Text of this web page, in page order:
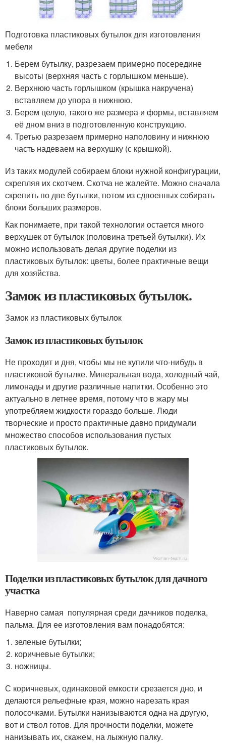
Подготовка пластиковых бутылок для изготовления
мебели
Берем бутылку, разрезаем примерно посередине
высоты (верхняя часть с горлышком меньше).
Верхнюю часть горлышком (крышка накручена)
вставляем до упора в нижнюю.
Берем целую, такого же размера и формы, вставляем
её дном вниз в подготовленную конструкцию.
Третью разрезаем примерно наполовину и нижнюю
часть надеваем на верхушку (с крышкой).
Из таких модулей собираем блоки нужной конфигурации,
скрепляя их скотчем. Скотча не жалейте. Можно сначала
скрепить по две бутылки, потом из сдвоенных собирать
блоки больших размеров.
Как понимаете, при такой технологии остается много
верхушек от бутылок (половина третьей бутылки). Их
можно использовать делая другие поделки из
пластиковых бутылок: цветы, более практичные вещи
для хозяйства.
Замок из пластиковых бутылок.
Замок из пластиковых бутылок
Замок из пластиковых бутылок
Не проходит и дня, чтобы мы не купили что-нибудь в
пластиковой бутылке. Минеральная вода, холодный чай,
лимонады и другие различные напитки. Особенно это
актуально в летнее время, потому что в жару мы
употребляем жидкости гораздо больше. Люди
творческие и просто практичные давно придумали
множество способов использования пустых
пластиковых бутылок.
Поделки из пластиковых бутылок для дачного
участка
Наверно самая популярная среди дачников поделка,
пальма. Для ее изготовления вам понадобятся:
зеленые бутылки;
коричневые бутылки;
ножницы.
С коричневых, одинаковой емкости срезается дно, и
делаются рельефные края, можно нарезать края
полосочками. Бутылки нанизываются одна на другую,
вот и ствол готов. Для прочности поделки, можете
нанизывать их, скажем, на лыжную палку.